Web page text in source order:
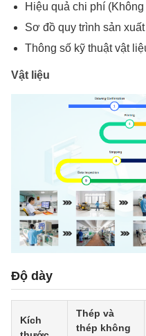
Hiệu quả chi phí
Sơ đồ quy trình sản
Thông số kỹ thuật vật
Vật liệu
Độ dày
Kích
Thép và
thép không